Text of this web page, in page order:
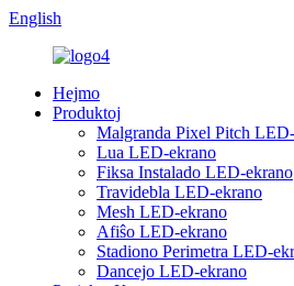
English
Hejmo
Produktoj
Malgranda Pixel Pitch
Lua LED-ekrano
Fiksa Instalado LED-ekrano
Travidebla LED-ekrano
Mesh LED-ekrano
Afiŝo LED-ekrano
Stadiono Perimetra LED-
Dancejo LED-ekrano